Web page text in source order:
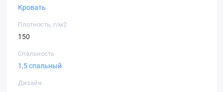
Кровать
Плотность, г/м2
150
Спальность
1,5 спальный
Дизайн